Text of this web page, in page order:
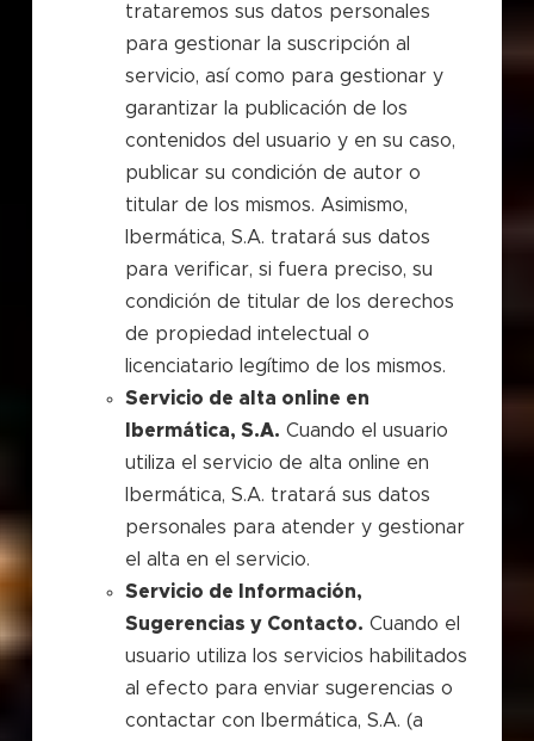
trataremos sus datos personales
para gestionar la suscripción al
servicio, así como para gestionar y
garantizar la publicación de los
contenidos del usuario y en su caso,
publicar su condición de autor o
titular de los mismos. Asimismo,
Ibermática, S.A. tratará sus datos
para verificar, si fuera preciso, su
condición de titular de los derechos
de propiedad intelectual o
licenciatario legítimo de los mismos.
Servicio de alta online en
Ibermática, S.A. Cuando el usuario
utiliza el servicio de alta online en
Ibermática, S.A. tratará sus datos
personales para atender y gestionar
el alta en el servicio.
Servicio de Información,
Sugerencias y Contacto. Cuando el
usuario utiliza los servicios habilitados
al efecto para enviar sugerencias o
contactar con Ibermática, S.A. (a